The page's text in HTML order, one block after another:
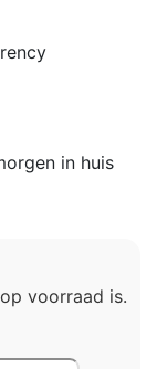
in huis
voorraad is.